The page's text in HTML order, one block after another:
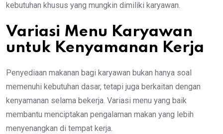
kebutuhan khusus yang mungkin dimiliki karyawan.
Variasi Menu Karyawan
untuk Kenyamanan Kerja
Penyediaan makanan bagi karyawan bukan hanya soal
memenuhi kebutuhan dasar, tetapi juga berkaitan dengan
kenyamanan selama bekerja. Variasi menu yang baik
membantu menciptakan pengalaman makan yang lebih
menyenangkan di tempat kerja.